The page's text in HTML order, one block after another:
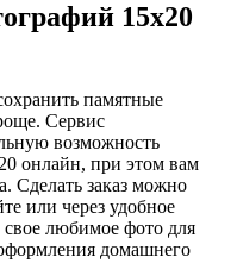
15х20
памятные
Сервис
возможность
онлайн, при этом вам
Сделать заказ можно
или через удобное
любимое фото для
домашнего